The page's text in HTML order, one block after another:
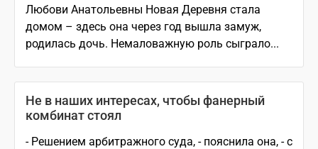
Любови Анатольевны Новая Деревня стала
домом – здесь она через год вышла замуж,
родилась дочь. Немаловажную роль сыграло...
Не в наших интересах, чтобы фанерный
комбинат стоял
- Решением арбитражного суда, - пояснила она, - с